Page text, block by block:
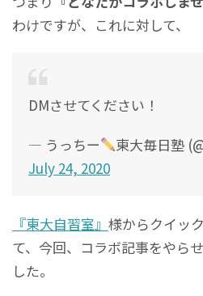
わけですが、これに対して、
DMさせてください！
— うっちー
東大毎日塾
July 24, 2020
『東大自習室』 様からクイッ
て、今回、コラボ記事をやら
した。